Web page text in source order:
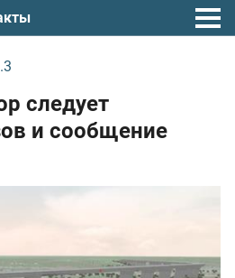
следует
и сообщение